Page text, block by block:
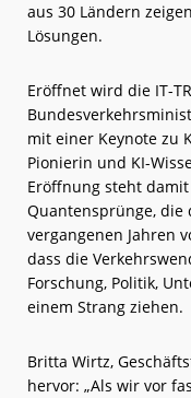
aus 30 Ländern
Lösungen.
Eröffnet wird die IT-
mit einer Keynote zu
Pionierin und KI-
Eröffnung steht
Quantensprünge, die
vergangenen Jahren
dass die
Forschung, Politik,
einem Strang ziehen.
Britta Wirtz,
hervor: „Als wir vor